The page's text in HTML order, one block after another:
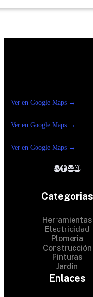
Ver en Google Maps →
Ver en Google Maps →
Ver en Google Maps →
Categorias
Herramientas
Electricidad
Plomeria
Construcción
Pinturas
Jardin
Enlaces